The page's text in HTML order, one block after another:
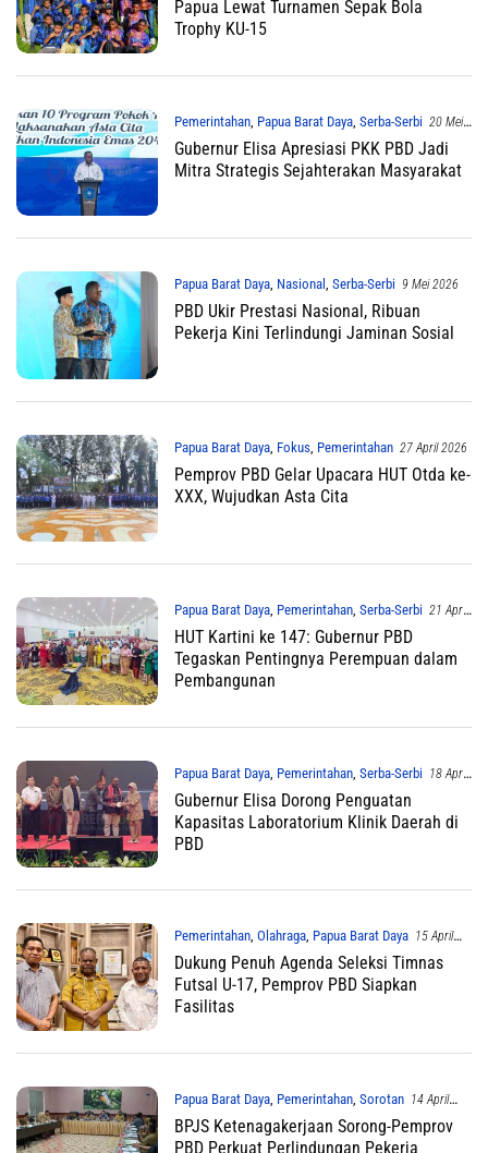
Papua Lewat Turnamen Sepak Bola
Trophy KU-15
Pemerintahan, Papua Barat Daya, Serba-Serbi 20 Mei
2026
Gubernur Elisa Apresiasi PKK PBD Jadi
Mitra Strategis Sejahterakan Masyarakat
Papua Barat Daya, Nasional , Serba-Serbi 9 Mei 2026
PBD Ukir Prestasi Nasional, Ribuan
Pekerja Kini Terlindungi Jaminan Sosial
Papua Barat Daya, Fokus, Pemerintahan 27 April 2026
Pemprov PBD Gelar Upacara HUT Otda ke-
XXX, Wujudkan Asta Cita
Papua Barat Daya, Pemerintahan, Serba-Serbi 21 April
2026
HUT Kartini ke 147: Gubernur PBD
Tegaskan Pentingnya Perempuan dalam
Pembangunan
Papua Barat Daya, Pemerintahan, Serba-Serbi 18 April
2026
Gubernur Elisa Dorong Penguatan
Kapasitas Laboratorium Klinik Daerah di
PBD
Pemerintahan, Olahraga, Papua Barat Daya 15 April
2026
Dukung Penuh Agenda Seleksi Timnas
Futsal U-17, Pemprov PBD Siapkan
Fasilitas
Papua Barat Daya, Pemerintahan, Sorotan 14 April
2026
BPJS Ketenagakerjaan Sorong-Pemprov
PBD Perkuat Perlindungan Pekerja